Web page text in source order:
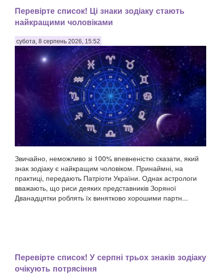
Перевірте список! Ці знаки зодіаку стають
найкращими чоловіками
субота, 8 серпень 2026, 15:52
Звичайно, неможливо зі 100% впевненістю сказати, який
знак зодіаку є найкращим чоловіком. Принаймні, на
практиці, передають Патріоти України. Однак астрологи
вважають, що риси деяких представників Зоряної
Дванадцятки роблять їх винятково хорошими партн...
Перевірте список! У серпні трьох знаків зодіаку
очікують потрясіння